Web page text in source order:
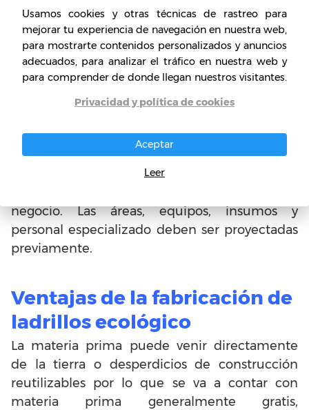
medir su resistencia. Por ello, los
conocimientos en materia de fabricación de
estos ladrillos, trae algunas etapas que es de
vital importancia aprender para conocer desde
los cimientos, además se debe buscar la
fabricación de los moldes o en su defecto la
Dado que se trata de una producción en serie
se necesita un espacio organizado por áreas, el
negocio. Las áreas, equipos, insumos y
personal especializado deben ser proyectadas
previamente.
Ventajas de la fabricación de
ladrillos ecológico
La materia prima puede venir directamente
de la tierra o desperdicios de construcción
reutilizables por lo que se va a contar con
materia prima generalmente gratis,
Usamos cookies y otras técnicas de rastreo para
mejorar tu experiencia de navegación en nuestra web,
para mostrarte contenidos personalizados y anuncios
adecuados, para analizar el tráfico en nuestra web y
para comprender de donde llegan nuestros visitantes.
Privacidad y política de cookies
Aceptar
Leer